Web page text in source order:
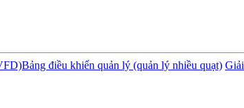
Bảng điều khiển quản lý (quản lý nhiều quạt)